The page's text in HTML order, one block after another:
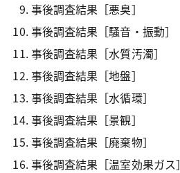
事後調査結果［悪臭］
事後調査結果［騒音・振動］
事後調査結果［水質汚濁］
事後調査結果［地盤］
事後調査結果［水循環］
事後調査結果［景観］
事後調査結果［廃棄物］
事後調査結果［温室効果ガス］